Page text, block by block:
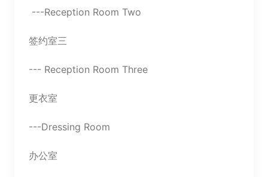
---Reception Room Two
签约室三
--- Reception Room Three
更衣室
---Dressing Room
办公室